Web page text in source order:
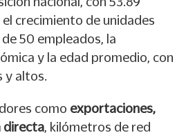
crecimiento de unidades
50 empleados, la
y la edad promedio, con
y altos.
como exportaciones,
directa, kilómetros de red